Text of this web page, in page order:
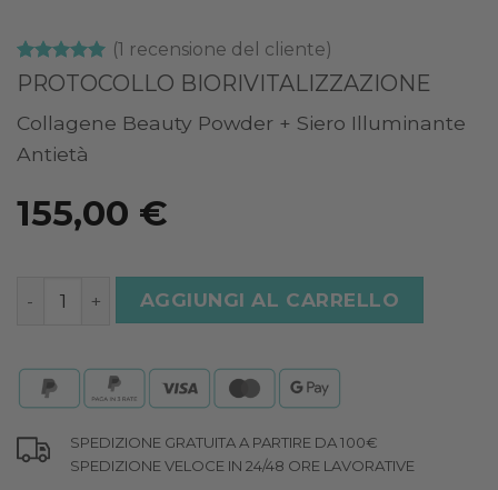
Valutato5
su 5 su
1
recensioni
(1 recensione del cliente)
PROTOCOLLO BIORIVITALIZZAZIONE
Collagene Beauty Powder + Siero Illuminante
Antietà
155,00 €
PROTOCOLLO BIORIVITALIZZAZIONE quantità
AGGIUNGI AL CARRELLO
SPEDIZIONE GRATUITA A PARTIRE DA 100€
SPEDIZIONE VELOCE IN 24/48 ORE LAVORATIVE